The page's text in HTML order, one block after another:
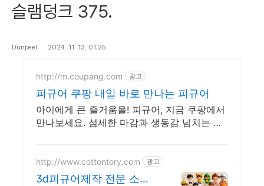
슬램덩크 375.
Dunpeel 2024. 11. 13. 01:25
http://m.coupang.com 광고
피규어 쿠팡 내일 바로 만나는 피규어
아이에게 큰 즐거움을! 피규어, 지금 쿠팡에서
만나보세요. 섬세한 마감과 생동감 넘치는 피
http://www.cottontory.com 광고
3d피규어제작 전문 소량